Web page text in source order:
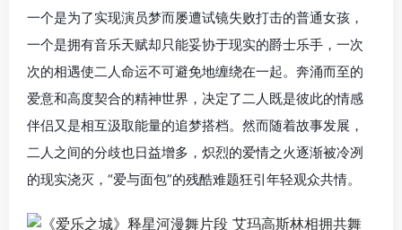
一个是为了实现演员梦而屡遭试镜失败打击的普通女孩，
一个是拥有音乐天赋却只能妥协于现实的爵士乐手，一次
次的相遇使二人命运不可避免地缠绕在一起。奔涌而至的
爱意和高度契合的精神世界，决定了二人既是彼此的情感
伴侣又是相互汲取能量的追梦搭档。然而随着故事发展，
二人之间的分歧也日益增多，炽烈的爱情之火逐渐被冷冽
的现实浇灭，“爱与面包”的残酷难题狂引年轻观众共情。